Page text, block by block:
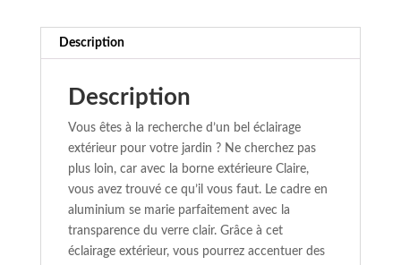
Description
Description
Vous êtes à la recherche d’un bel éclairage
extérieur pour votre jardin ? Ne cherchez pas
plus loin, car avec la borne extérieure Claire,
vous avez trouvé ce qu’il vous faut. Le cadre en
aluminium se marie parfaitement avec la
transparence du verre clair. Grâce à cet
éclairage extérieur, vous pourrez accentuer des